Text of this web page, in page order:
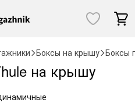
Боксы на крышу Боксы
на крышу